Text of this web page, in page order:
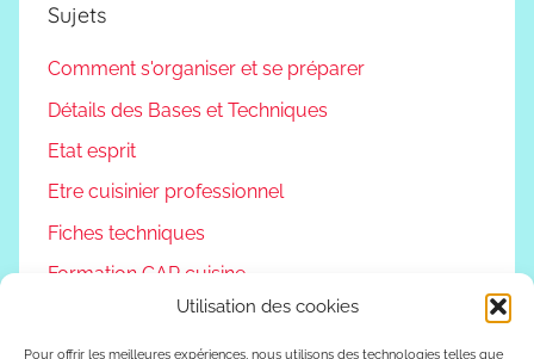
Utilisation des cookies
Pour offrir les meilleures expériences, nous utilisons des technologies telles que
Sujets
Comment s'organiser et se préparer
Détails des Bases et Techniques
Etat esprit
Etre cuisinier professionnel
Fiches techniques
Formation CAP cuisine